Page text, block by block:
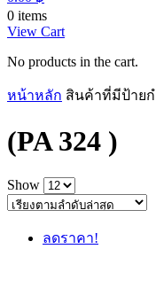
0 items
View Cart
No products in the cart.
หน้าหลัก สินค้าที่มีป้ายก
(PA 324 )
Show
ลดราคา!